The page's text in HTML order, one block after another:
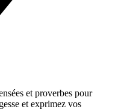
et proverbes pour
et exprimez vos